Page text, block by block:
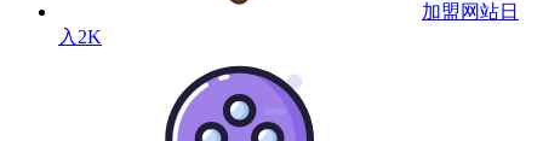
加盟网站日
入2K